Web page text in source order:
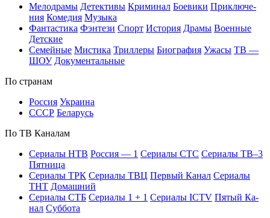
Ме­ло­дра­мы Де­тек­ти­вы Кри­ми­нал Бое­ви­ки При­клю­че­
ния Ко­ме­дия Му­зы­ка
Фан­та­сти­ка Фэн­те­зи Спорт Ис­то­рия Дра­мы Во­ен­ные
Дет­ские
Се­мей­ные Мис­ти­ка Трил­ле­ры Био­гра­фия Ужа­сы ТВ —
ШОУ До­ку­мен­таль­ные
По стра­нам
Рос­сия Ук­раи­на
СССР Бе­ла­русь
По ТВ Ка­на­лам
Се­риа­лы НТВ Рос­сия — 1 Се­риа­лы СТС Се­риа­лы ТВ–3
Пят­ни­ца
Се­риа­лы ТРК Се­риа­лы ТВЦ Пер­вый Ка­нал Се­риа­лы
ТНТ До­маш­ний
Се­риа­лы СТБ Се­риа­лы 1 + 1 Се­риа­лы ICTV Пя­тый Ка­
нал Суб­бо­та